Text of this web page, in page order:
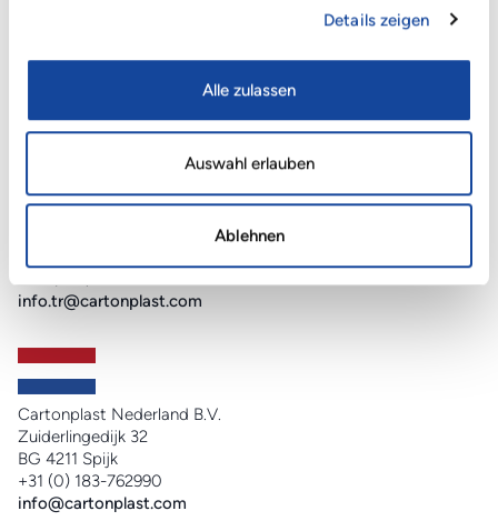
Details zeigen
Alle zulassen
Auswahl erlauben
Ablehnen
CPL Cartonplast Ambalaj Sanayi ve Ticaret A.S
Cerrah mahallesi,
Menekşe caddesi No:1
info.tr@cartonplast.com
Cartonplast Nederland B.V.
Zuiderlingedijk 32
BG 4211 Spijk
+31 (0) 183-762990
info@cartonplast.com